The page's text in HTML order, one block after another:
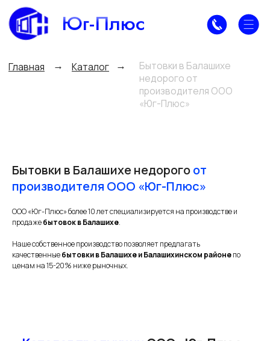
Юг-Плюс
производителя ООО
«Юг-Плюс»
Бытовки в Балашихе недорогоот
производителя ООО «Юг-Плюс»
ООО «Юг-Плюс» более 10 лет специализируется на производстве и
продажебытовок в Балашихе.
Наше собственное производство позволяет предлагать
качественныебытовки в Балашихе и Балашихинском районепо
ценам на 15-20% ниже рыночных.
Каталог продукцииООО «Юг-Плюс»